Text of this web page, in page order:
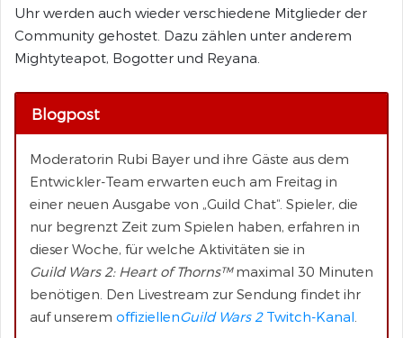
Uhr werden auch wieder verschiedene Mitglieder der
Community gehostet. Dazu zählen unter anderem
Mightyteapot, Bogotter und Reyana.
Blogpost
Moderatorin Rubi Bayer und ihre Gäste aus dem
Entwickler-Team erwarten euch am Freitag in
einer neuen Ausgabe von „Guild Chat“. Spieler, die
nur begrenzt Zeit zum Spielen haben, erfahren in
dieser Woche, für welche Aktivitäten sie in
Guild Wars 2: Heart of Thorns™maximal 30 Minuten
benötigen. Den Livestream zur Sendung findet ihr
auf unserem offiziellenGuild Wars 2Twitch-Kanal